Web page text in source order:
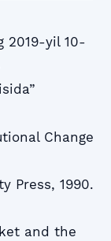
2019-yil 10-
Change
Press, 1990.
and the